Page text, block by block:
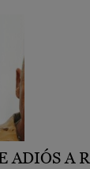
ADIÓS A